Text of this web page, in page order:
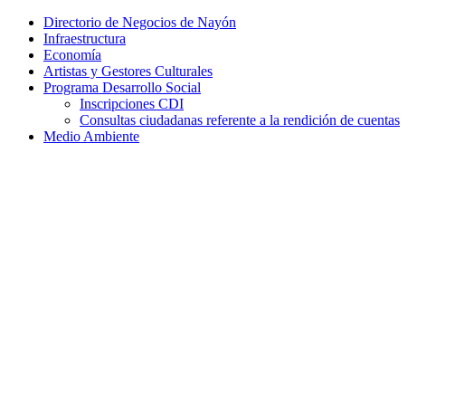
Directorio de Negocios de Nayón
Infraestructura
Economía
Artistas y Gestores Culturales
Programa Desarrollo Social
Inscripciones CDI
Consultas ciudadanas referente a la rendición de cuentas
Medio Ambiente